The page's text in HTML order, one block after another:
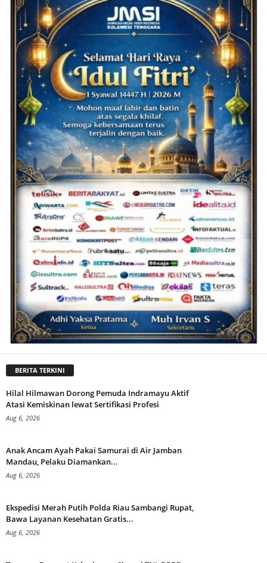
BERITA TERKINI
Hilal Hilmawan Dorong Pemuda Indramayu Aktif
Atasi Kemiskinan lewat Sertifikasi Profesi
Aug 6, 2026
Anak Ancam Ayah Pakai Samurai di Air Jamban
Mandau, Pelaku Diamankan...
Aug 6, 2026
Ekspedisi Merah Putih Polda Riau Sambangi Rupat,
Bawa Layanan Kesehatan Gratis...
Aug 6, 2026